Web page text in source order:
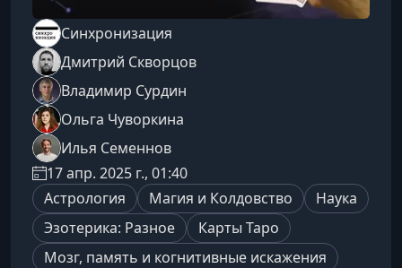
Синхронизация
Дмитрий Скворцов
Владимир Сурдин
Ольга Чуворкина
Илья Семеннов
17 апр. 2025 г., 01:40
Астрология
Магия и Колдовство
Наука
Эзотерика: Разное
Карты Таро
Мозг, память и когнитивные искажения